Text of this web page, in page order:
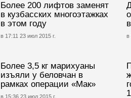
Более 200 лифтов заменят
в кузбасских многоэтажках
в этом году
в 17:11 23 июл 2015 г. в
Более 3,5 кг марихуаны
изъяли у беловчан в
рамках операции «Мак»
в 15:36 23 июл 2015 г.